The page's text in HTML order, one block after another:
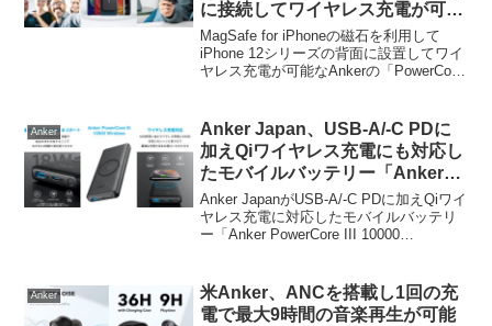
に接続してワイヤレス充電が可能
なAnkerのモバイルバッテリー
「PowerCore Magnetic 5K」が
FCCを通過。
MagSafe for iPhoneの磁石を利用して
iPhone 12シリーズの背面に設置してワイ
ヤレス充電が可能なAnkerの「PowerCore
Anker
Anker Japan、USB-A/-C PDに
加えQiワイヤレス充電にも対応し
たモバイルバッテリー「Anker
PowerCore III 10000 Wireless」
を発売。
Anker JapanがUSB-A/-C PDに加えQiワイ
ヤレス充電に対応したモバイルバッテリ
ー「Anker PowerCore III 10000
Anker
米Anker、ANCを搭載し1回の充
電で最大9時間の音楽再生が可能